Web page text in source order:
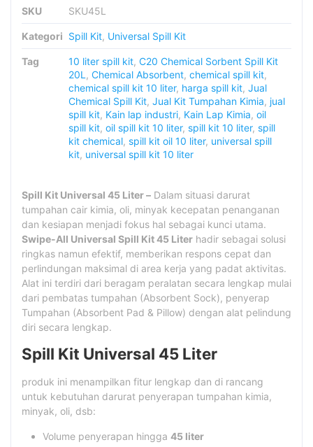
SKU SKU45L
Kategori Spill Kit, Universal Spill Kit
Tag 10 liter spill kit, C20 Chemical Sorbent Spill Kit
20L , Chemical Absorbent, chemical spill kit,
chemical spill kit 10 liter, harga spill kit, Jual
Chemical Spill Kit, Jual Kit Tumpahan Kimia, jual
spill kit, Kain lap industri, Kain Lap Kimia, oil
spill kit, oil spill kit 10 liter, spill kit 10 liter, spill
kit chemical, spill kit oil 10 liter, universal spill
kit, universal spill kit 10 liter
Spill Kit Universal 45 Liter – Dalam situasi darurat
tumpahan cair kimia, oli, minyak kecepatan penanganan
dan kesiapan menjadi fokus hal sebagai kunci utama.
Swipe-All Universal Spill Kit 45 Liter hadir sebagai solusi
ringkas namun efektif, memberikan respons cepat dan
perlindungan maksimal di area kerja yang padat aktivitas.
Alat ini terdiri dari beragam peralatan secara lengkap mulai
dari pembatas tumpahan (Absorbent Sock), penyerap
Tumpahan (Absorbent Pad & Pillow) dengan alat pelindung
diri secara lengkap.
Spill Kit Universal 45 Liter
produk ini menampilkan fitur lengkap dan di rancang
untuk kebutuhan darurat penyerapan tumpahan kimia,
minyak, oli, dsb:
Volume penyerapan hingga 45 liter